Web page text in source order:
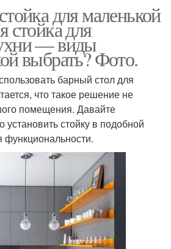
для маленькой
стойка для
— виды
выбрать? Фото.
барный стол для
что такое решение не
помещения. Давайте
стойку в подобной
функциональности.